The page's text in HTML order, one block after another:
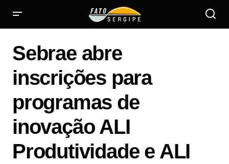
Sebrae abre
inscrições para
programas de
inovação ALI
Produtividade e ALI